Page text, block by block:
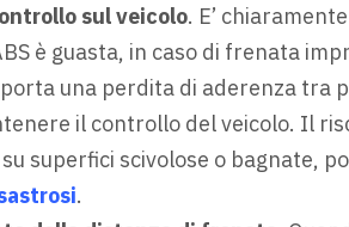
sul veicolo. E’
è guasta, in caso di frenata
una perdita di aderenza tra
il controllo del veicolo. Il
superfici scivolose o bagnate,
.